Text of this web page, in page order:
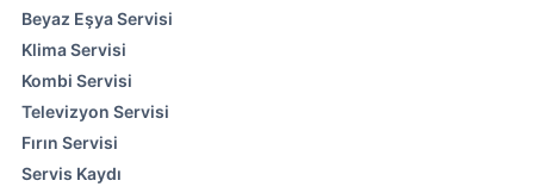
Beyaz Eşya Servisi
Klima Servisi
Kombi Servisi
Televizyon Servisi
Fırın Servisi
Servis Kaydı